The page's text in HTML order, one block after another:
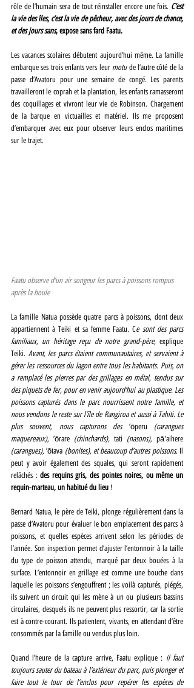
rôle de l’humain sera de tout réinstaller encore une fois. C’est
la vie des îles, c’est la vie de pêcheur, avec des jours de chance,
et des jours sans, expose sans fard Faatu.
Les vacances scolaires débutent aujourd’hui même. La famille
embarque ses trois enfants vers leur motu de l’autre côté de la
passe d’Avatoru pour une semaine de congé. Les parents
travailleront le coprah et la plantation, les enfants ramasseront
des coquillages et vivront leur vie de Robinson. Chargement
de la barque en victuailles et matériel. Ils me proposent
d’embarquer avec eux pour observer leurs enclos maritimes
sur le trajet.
Faatu observe d’un air songeur les parcs à poissons rompus
après la houle
La famille Natua possède quatre parcs à poissons, dont deux
appartiennent à Teiki et sa femme Faatu. Ce sont des parcs
familiaux, un héritage reçu de notre grand-père, explique
Teiki. Avant, les parcs étaient communautaires, et servaient à
gérer les ressources du lagon entre tous les habitants. Puis, on
a remplacé les pierres par des grillages en métal, tendus sur
des piquets de fer, pour en venir aujourd’hui au plastique. Les
poissons capturés dans le parc nourrissent notre famille, et
nous vendons le reste sur l’île de Rangiroa et aussi à Tahiti. Le
plus souvent, nous capturons des ’ōperu (carangues
maquereaux), ’ōrare (chinchards), tati (nasons),
(carangues), ’ōtava (bonites), et beaucoup d’autres poissons. Il
peut y avoir également des squales, qui seront rapidement
relâchés : des requins gris, des pointes noires, ou même un
requin-marteau, un habitué du lieu !
Bernard Natua, le père de Teiki, plonge régulièrement dans la
passe d’Avatoru pour évaluer le bon emplacement des parcs à
poissons, et quelles espèces arrivent selon les périodes de
l’année. Son inspection permet d’ajuster l’entonnoir à la taille
du type de poisson attendu, marqué par deux bouées à la
surface. L’entonnoir en grillage est comme une bouche dans
laquelle les poissons s’engouffrent ; les voilà capturés, piégés,
ils suivent un circuit qui les mène à un ou plusieurs bassins
circulaires, desquels ils ne peuvent plus ressortir, car la sortie
est à contre-courant. Ils patientent, vivants, en attendant d’être
consommés par la famille ou vendus plus loin.
Quand l’heure de la capture arrive, Faatu explique : il faut
toujours sauter du bateau à l’extérieur du parc, puis plonger et
faire tout le tour de l’enclos pour repérer les espèces de